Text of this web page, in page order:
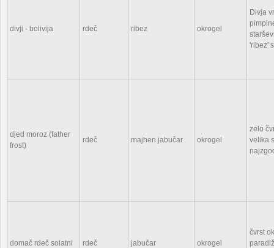
divji - bolivija rdeč ribez okrogel
Divja
'ribez'
djed moroz (father
frost)
rdeč majhen jabučar okrogel
zelo
velika
domač rdeč solatni rdeč jabučar okrogel
čvrst